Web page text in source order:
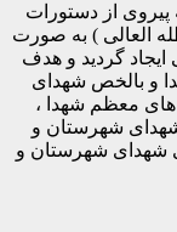
بهمن ماه 1401 در زمینه پیروی از دستورات
العالی ) به صورت
گردید و هدف
و بالخص شهدای
های معظم شهدا ،
شهرستان و
شهدای شهرستان و